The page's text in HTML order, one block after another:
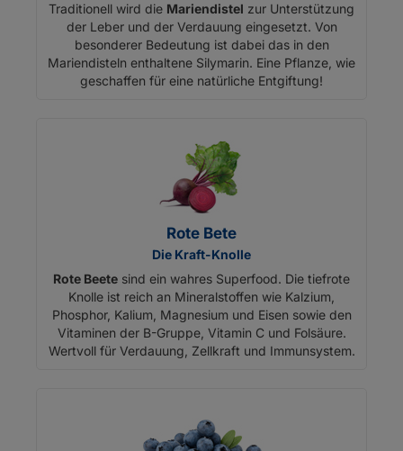
Traditionell wird die Mariendistel zur Unterstützung
der Leber und der Verdauung eingesetzt. Von
besonderer Bedeutung ist dabei das in den
Mariendisteln enthaltene Silymarin. Eine Pflanze, wie
geschaffen für eine natürliche Entgiftung!
Rote Bete
Die Kraft-Knolle
Rote Beete sind ein wahres Superfood. Die tiefrote
Knolle ist reich an Mineralstoffen wie Kalzium,
Phosphor, Kalium, Magnesium und Eisen sowie den
Vitaminen der B-Gruppe, Vitamin C und Folsäure.
Wertvoll für Verdauung, Zellkraft und Immunsystem.